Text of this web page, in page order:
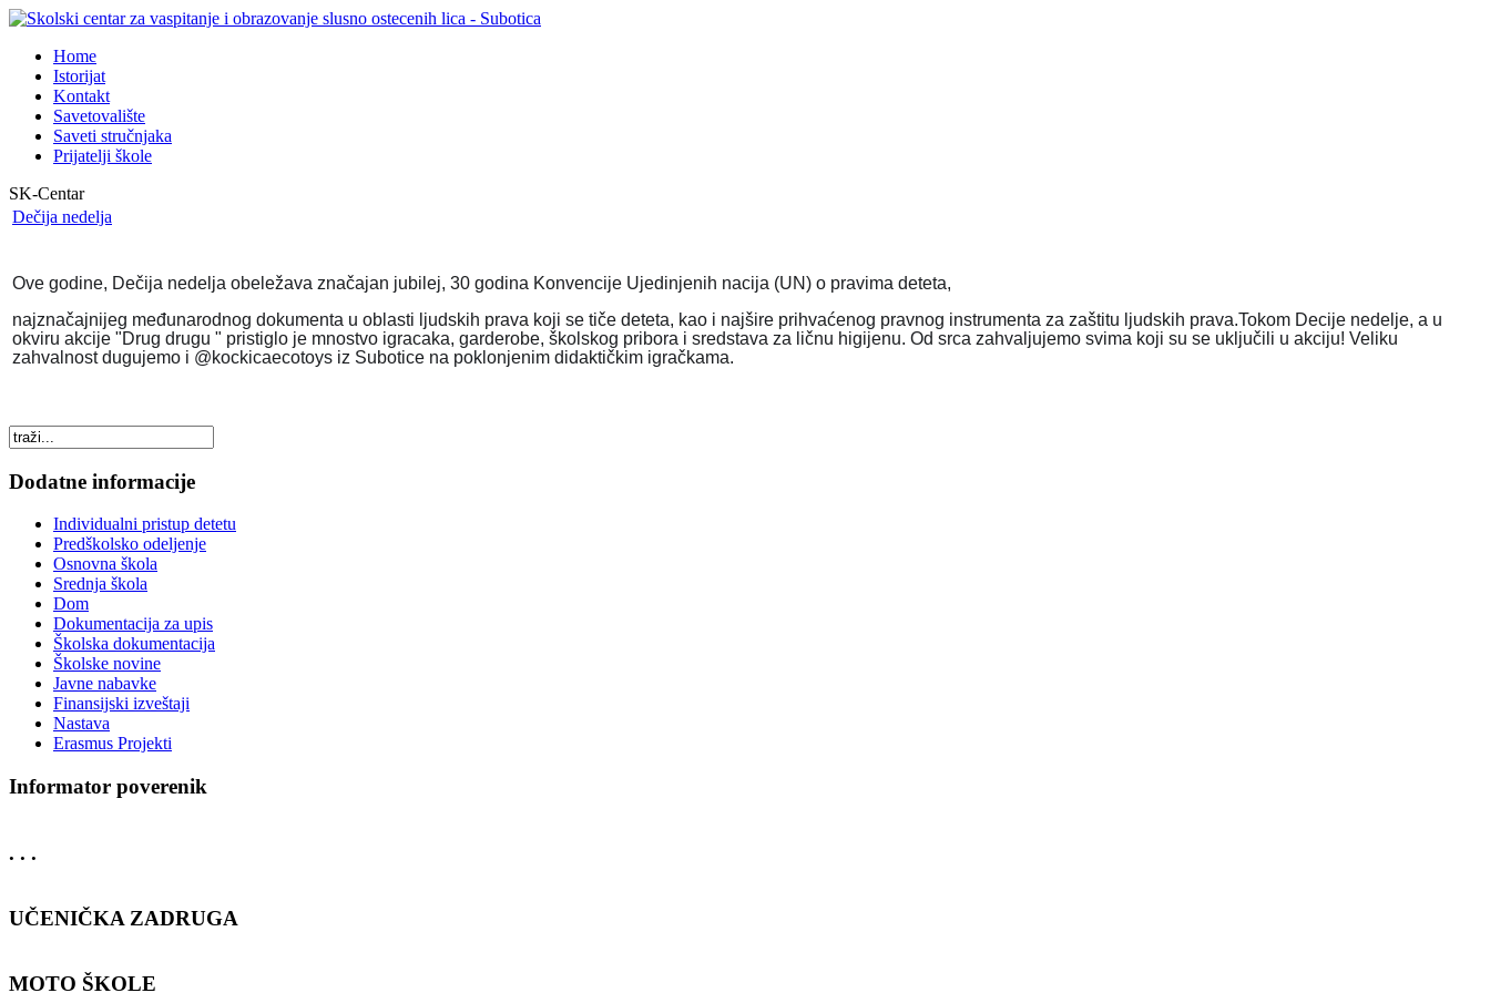
Home
Istorijat
Kontakt
Savetovalište
Saveti stručnjaka
Prijatelji škole
SK-Centar
Dečija nedelja
Ove godine, Dečija nedelja obeležava značajan jubilej, 30 godina Konvencije Ujedinjenih nacija (UN) o pravima deteta,
najznačajnijeg međunarodnog dokumenta u oblasti ljudskih prava koji se tiče deteta, kao i najšire prihvaćenog pravnog instrumenta za zaštitu ljudskih prava.Tokom Decije nedelje, a u
okviru akcije "Drug drugu " pristiglo je mnostvo igracaka, garderobe, školskog pribora i sredstava za ličnu higijenu. Od srca zahvaljujemo svima koji su se uključili u akciju! Veliku
zahvalnost dugujemo i @kockicaecotoys iz Subotice na poklonjenim didaktičkim igračkama.
Dodatne informacije
Individualni pristup detetu
Predškolsko odeljenje
Osnovna škola
Srednja škola
Dom
Dokumentacija za upis
Školska dokumentacija
Školske novine
Javne nabavke
Finansijski izveštaji
Nastava
Erasmus Projekti
Informator poverenik
. . .
UČENIČKA ZADRUGA
MOTO ŠKOLE